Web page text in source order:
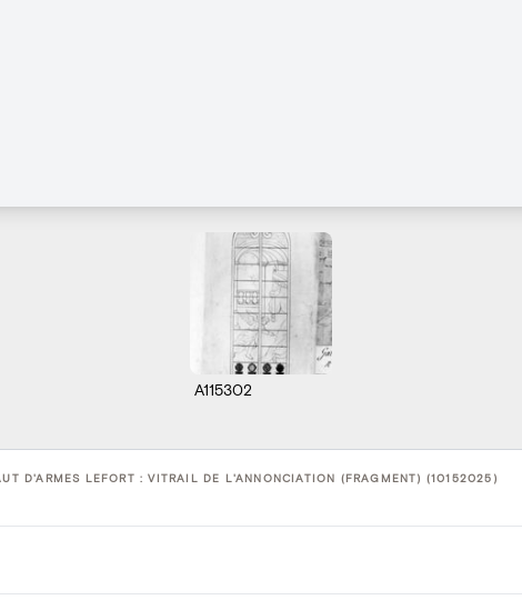
A115302
D'ARMES LEFORT : VITRAIL DE L'ANNONCIATION (FRAGMENT) (10152025)